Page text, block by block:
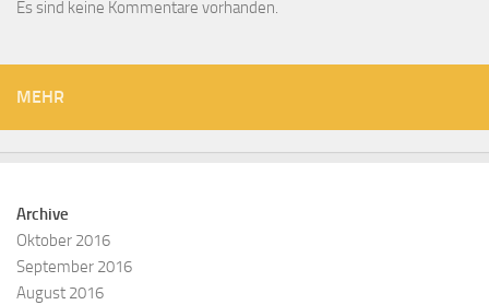
Es sind keine Kommentare vorhanden.
MEHR
Archive
Oktober 2016
September 2016
August 2016